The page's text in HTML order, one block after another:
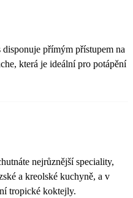
přímým přístupem na
která je ideální pro potápění
nejrůznější speciality,
a kreolské kuchyně, a v
tropické koktejly.